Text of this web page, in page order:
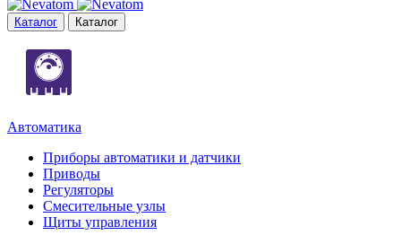
Каталог Каталог
Автоматика
Приборы автоматики и датчики
Приводы
Регуляторы
Смесительные узлы
Щиты управления